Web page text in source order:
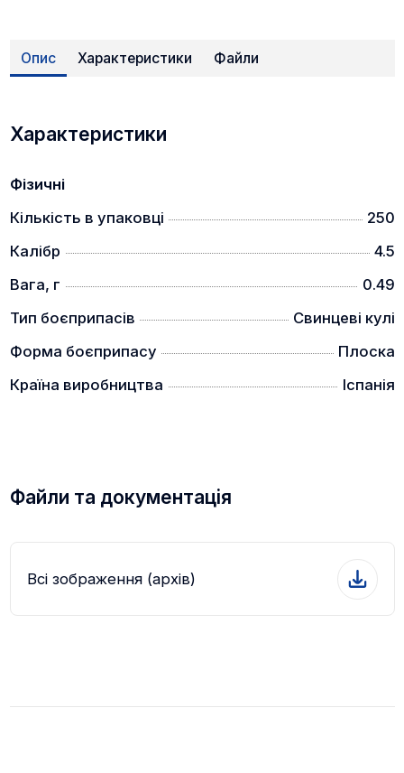
Опис Характеристики Файли
Характеристики
Фізичні
Кількість в упаковці
250
Калібр
4.5
Вага, г
0.49
Тип боєприпасів
Свинцеві кулі
Форма боєприпасу
Плоска
Країна виробництва
Іспанія
Файли та документація
Всі зображення (архів)